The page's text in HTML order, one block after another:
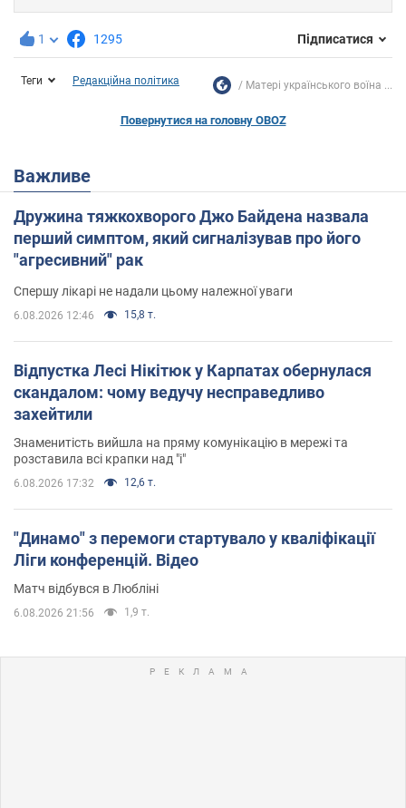
1 1295 Підписатися
Теги Редакційна політика Матері українського воїна ...
Повернутися на головну OBOZ
Важливе
Дружина тяжкохворого Джо Байдена назвала
перший симптом, який сигналізував про його
"агресивний" рак
Спершу лікарі не надали цьому належної уваги
6.08.2026 12:46 15,8 т.
Відпустка Лесі Нікітюк у Карпатах обернулася
скандалом: чому ведучу несправедливо
захейтили
Знаменитість вийшла на пряму комунікацію в мережі та
розставила всі крапки над "і"
6.08.2026 17:32 12,6 т.
"Динамо" з перемоги стартувало у кваліфікації
Ліги конференцій. Відео
Матч відбувся в Любліні
6.08.2026 21:56 1,9 т.